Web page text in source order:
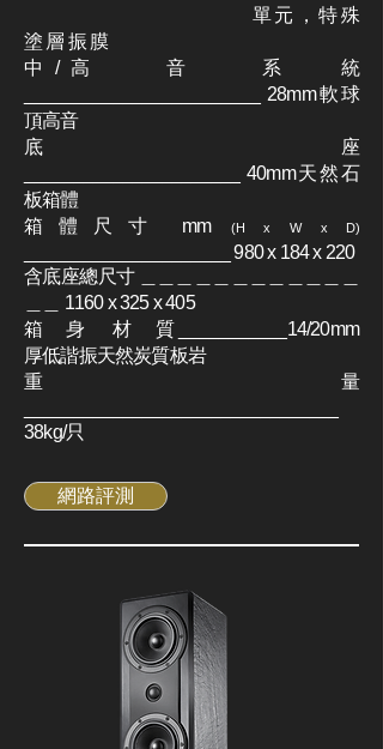
單 元 ， 特 殊
塗 層 振 膜
中/高 音 系 統
________________________ 28mm軟球
頂高音
底 座
______________________ 40mm天然石
板箱體
箱體尺寸 mm(H x W x D)
_____________________ 980 x 184 x 220
含底座總尺寸 ＿＿＿＿＿＿＿＿＿＿＿＿
＿＿ 1160 x 325 x 405
箱 身 材 質 ___________14/20mm
厚低諧振天然炭質板岩
重 量
38kg/只
網路評測